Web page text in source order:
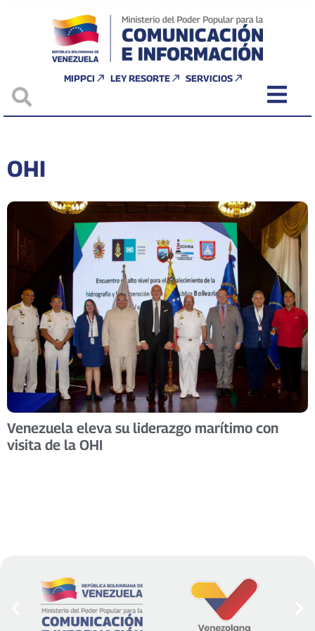
MIPPCI LEY RESORTE SERVICIOS
OHI
Venezuela eleva su liderazgo marítimo con
visita de la OHI